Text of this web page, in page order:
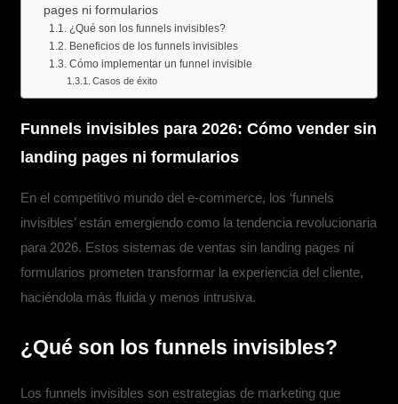
pages ni formularios
¿Qué son los funnels invisibles?
Beneficios de los funnels invisibles
Cómo implementar un funnel invisible
Casos de éxito
Funnels invisibles para 2026: Cómo vender sin
landing pages ni formularios
En el competitivo mundo del e-commerce, los ‘funnels
invisibles’ están emergiendo como la tendencia revolucionaria
para 2026. Estos sistemas de ventas sin landing pages ni
formularios prometen transformar la experiencia del cliente,
haciéndola más fluida y menos intrusiva.
¿Qué son los funnels invisibles?
Los funnels invisibles son estrategias de marketing que